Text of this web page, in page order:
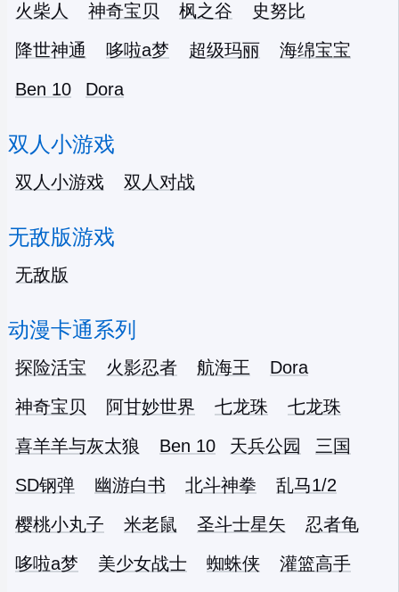
火柴人
神奇宝贝 枫之谷
史努比
降世神通
哆啦a梦 超级玛丽
海绵宝宝
Ben 10
Dora
双人小游戏
双人小游戏 双人对战
无敌版游戏
无敌版
动漫卡通系列
探险活宝 火影忍者 航海王
Dora
神奇宝贝
阿甘妙世界 七龙珠
七龙珠
喜羊羊与灰太狼
Ben 10 天兵公园
三国
SD钢弹
幽游白书 北斗神拳
乱马1/2
樱桃小丸子
米老鼠 圣斗士星矢
忍者龟
哆啦a梦
美少女战士 蜘蛛侠
灌篮高手